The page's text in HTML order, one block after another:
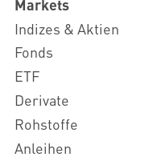
Markets
Indizes & Aktien
Fonds
ETF
Derivate
Rohstoffe
Anleihen